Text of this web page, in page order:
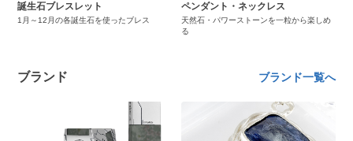
誕生石ブレスレット
1月～12月の各誕生石を使ったブレス
ペンダント・ネックレス
天然石・パワーストーンを一粒から楽しめ
る
ブランド ブランド一覧へ